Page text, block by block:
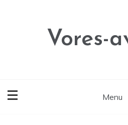
Vores-
Menu